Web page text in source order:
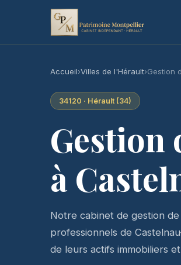
Accueil›Villes de l'Hérault›Gestion
34120 · Hérault (34)
Gestion
à
Notre cabinet de gestion
professionnels de
de leurs actifs immobiliers